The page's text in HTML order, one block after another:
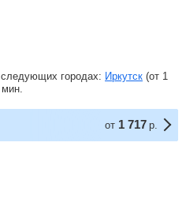
городах: Иркутск (от 1
от 1 717 р.